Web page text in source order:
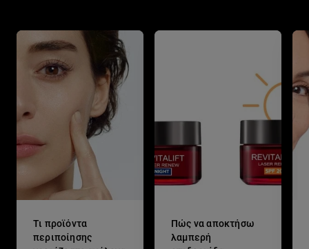
Τι προϊόντα
περιποίησης
Πώς να αποκτήσω
λαμπερή